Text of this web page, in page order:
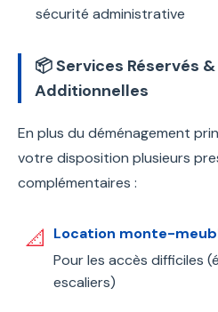
sécurité administrative
📦 Services Réservés
Additionnelles
En plus du déménagement
votre disposition plusieurs
complémentaires :
📐 Location monte-
Pour les accès difficiles
escaliers)